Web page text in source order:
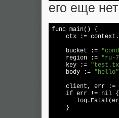
его еще
func main() {
ctx :=
    bucket :=
    region :=
"ru-
    key :=
    body :=
"hello"
client, err
    if err !=
nil
    }